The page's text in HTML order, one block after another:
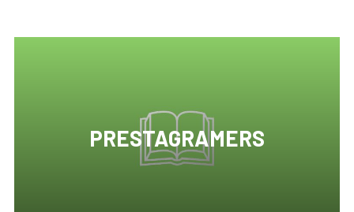
PRESTAGRAMERS